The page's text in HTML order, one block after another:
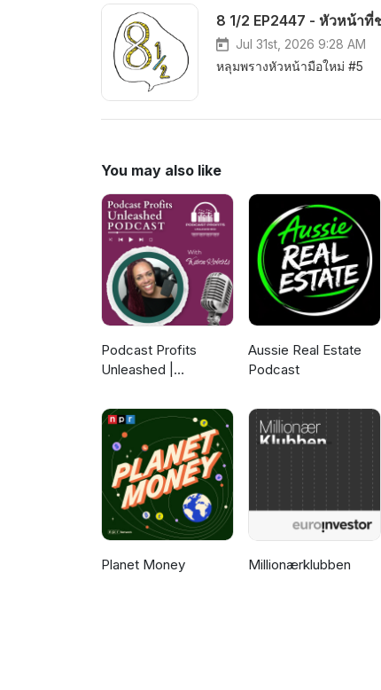
8 1/2 EP2447 - หัวหน้า
Jul 31st, 2026 9:28 AM
หลุมพรางหัวหน้ามือใหม่ #5
You may also like
Podcast Profits
Unleashed |
Client Acquisition
Aussie Real Estate
Podcast
Planet Money Millionærklubben